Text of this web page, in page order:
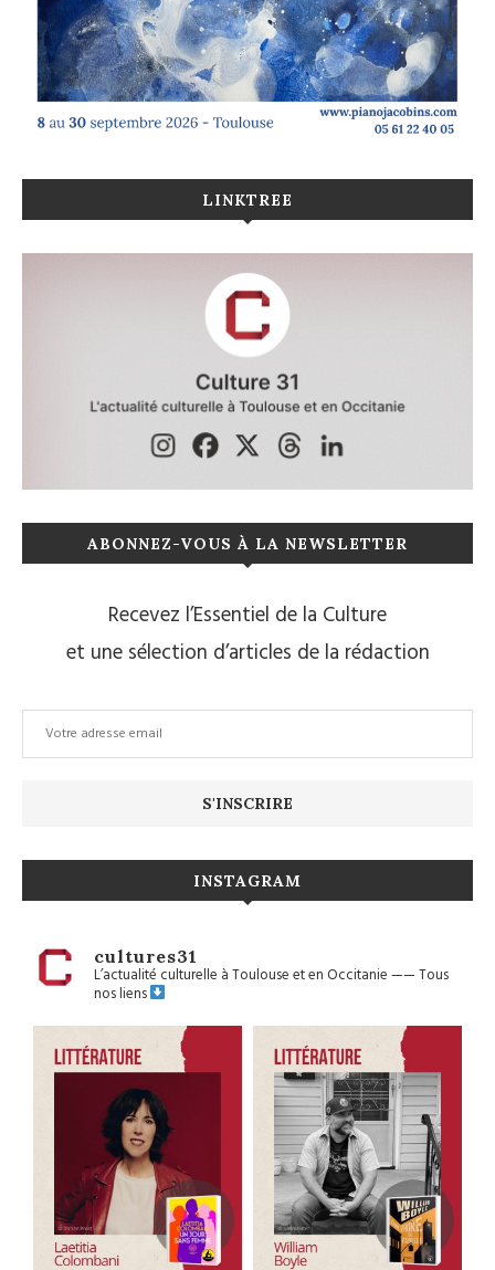
LINKTREE
ABONNEZ-VOUS À LA NEWSLETTER
Recevez l’Essentiel de la Culture
et une sélection d’articles de la rédaction
INSTAGRAM
cultures31
L’actualité culturelle à Toulouse et en Occitanie——Tous
nos liens